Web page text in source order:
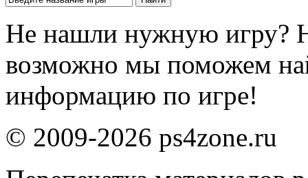
Не нашли нужную игру?
возможно мы поможем
информацию по игре!
© 2009-2026 ps4zone.ru